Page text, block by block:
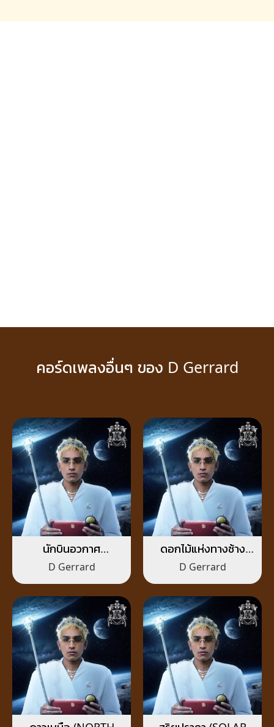
คอร์ดเพลงอื่นๆ ของ D Gerrard
นักบินอวกาศ
(ASTRONAUT)
D Gerrard
ดอกไม้แห่งทางช้าง
เผือก
D Gerrard